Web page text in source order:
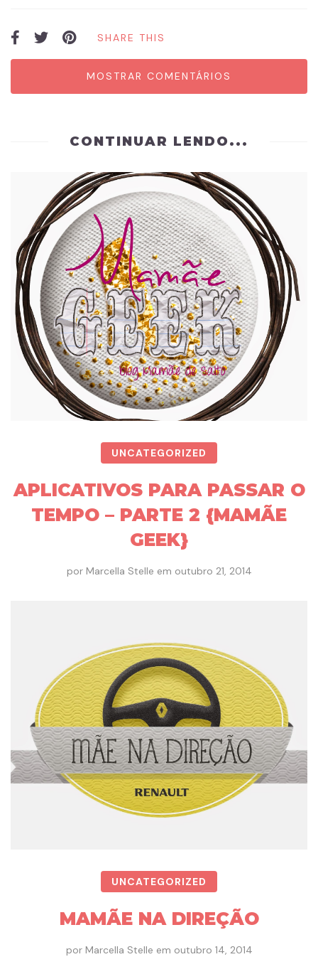
SHARE THIS
MOSTRAR COMENTÁRIOS
CONTINUAR LENDO...
UNCATEGORIZED
APLICATIVOS PARA PASSAR O
TEMPO – PARTE 2 {MAMÃE
GEEK}
por Marcella Stelle em outubro 21, 2014
UNCATEGORIZED
MAMÃE NA DIREÇÃO
por Marcella Stelle em outubro 14, 2014